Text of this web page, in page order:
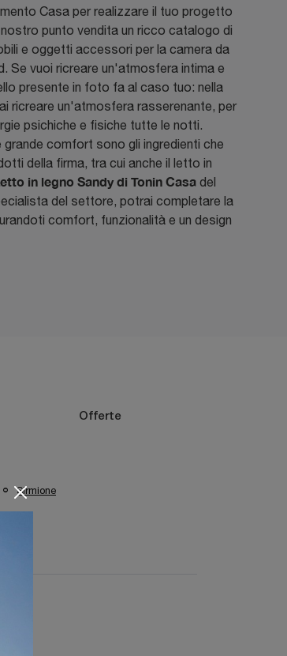
Casa per realizzare il tuo progetto
punto vendita un ricco catalogo di
e oggetti accessori per la camera da
Se vuoi ricreare un'atmosfera intima e
presente in foto fa al caso tuo: nella
ricreare un'atmosfera rasserenante, per
psichiche e fisiche tutte le notti.
grande comfort sono gli ingredienti che
della firma, tra cui anche il letto in
in legno Sandy di Tonin Casa del
del settore, potrai completare la
comfort, funzionalità e un design
Sirmione
Offerte